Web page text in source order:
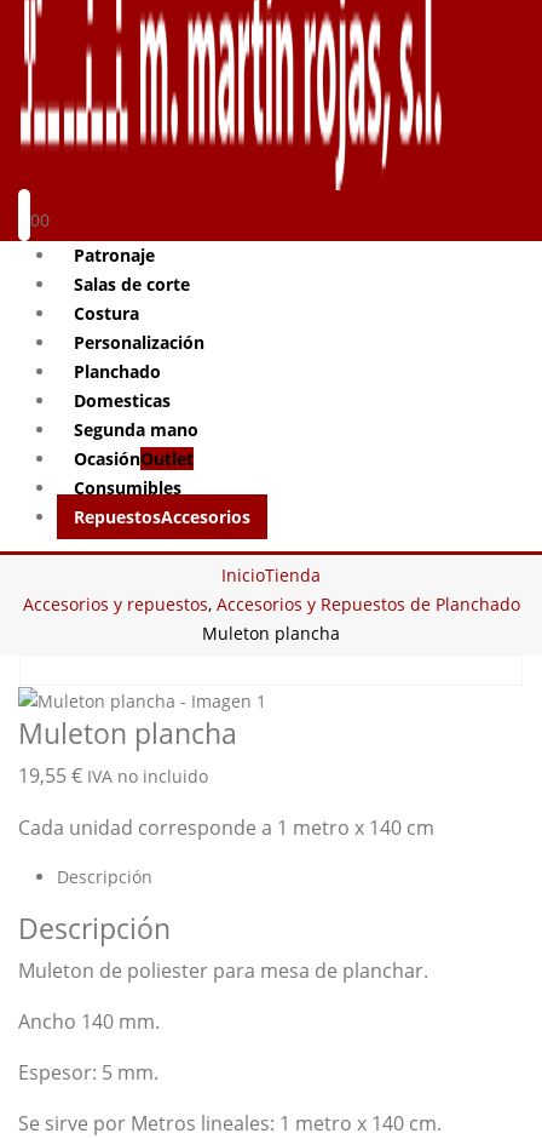
00
Patronaje
Salas de corte
Costura
Personalización
Planchado
Domesticas
Segunda mano
OcasiónOutlet
Consumibles
RepuestosAccesorios
InicioTienda
Accesorios y repuestos, Accesorios y Repuestos de Planchado
Muleton plancha
Muleton plancha
19,55€ IVA no incluido
Cada unidad corresponde a 1 metro x 140 cm
Descripción
Descripción
Muleton de poliester para mesa de planchar.
Ancho 140 mm.
Espesor: 5 mm.
Se sirve por Metros lineales: 1 metro x 140 cm.